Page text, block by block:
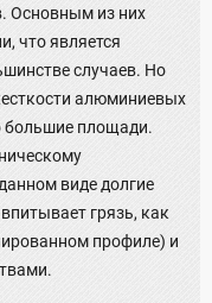
Основным из них
что является
случаев. Но
алюминиевых
большие площади.
виде долгие
грязь, как
профиле) и